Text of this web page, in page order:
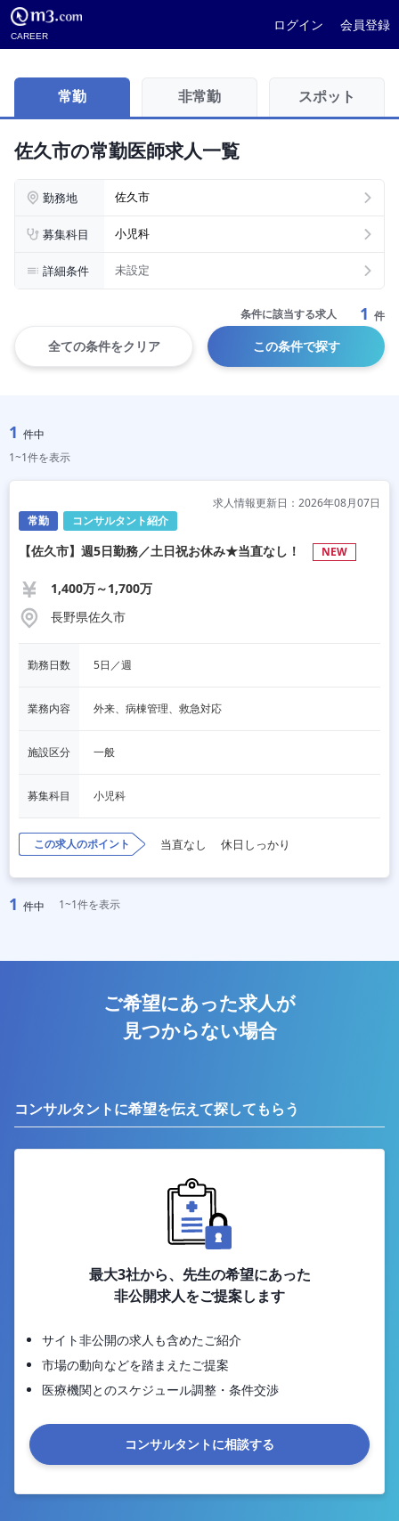
CAREER
ログイン 会員登録
常勤 非常勤 スポット
佐久市の常勤医師求人一覧
勤務地 佐久市
募集科目 小児科
詳細条件 未設定
条件に該当する求人 1 件
全ての条件をクリア この条件で探す
1 件中
1~1件を表示
常勤 コンサルタント紹介
求人情報更新日：2026年08月07日
【佐久市】週5日勤務／土日祝お休み★当直なし！ NEW
1,400万～1,700万
長野県佐久市
勤務日数 5日／週
業務内容 外来、病棟管理、救急対応
施設区分 一般
募集科目 小児科
この求人のポイント 当直なし 休日しっかり
1 件中 1~1件を表示
ご希望にあった求人が
見つからない場合
コンサルタントに希望を伝えて探してもらう
最大3社から、先生の希望にあった
非公開求人をご提案します
サイト非公開の求人も含めたご紹介
市場の動向などを踏まえたご提案
医療機関とのスケジュール調整・条件交渉
コンサルタントに相談する